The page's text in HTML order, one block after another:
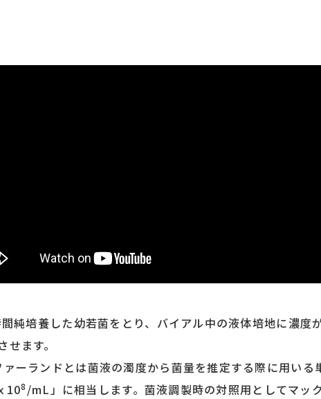
純培養した幼若菌をとり、バイアル中の液体培地に濃度
せます。
ーランドとは菌液の濁度から菌量を推定する際に用い
108 /mL」に相当します。菌液調製時の対照用としてマッ